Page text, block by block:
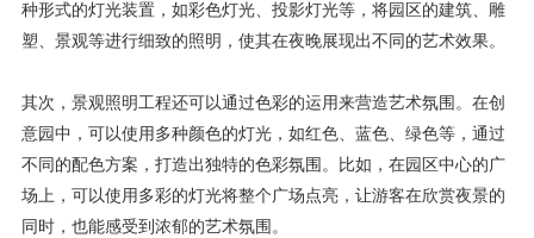
种形式的灯光装置，如彩色灯光、投影灯光等，将园区的建筑、雕
塑、景观等进行细致的照明，使其在夜晚展现出不同的艺术效果。
其次，景观照明工程还可以通过色彩的运用来营造艺术氛围。在创
意园中，可以使用多种颜色的灯光，如红色、蓝色、绿色等，通过
不同的配色方案，打造出独特的色彩氛围。比如，在园区中心的广
场上，可以使用多彩的灯光将整个广场点亮，让游客在欣赏夜景的
同时，也能感受到浓郁的艺术氛围。